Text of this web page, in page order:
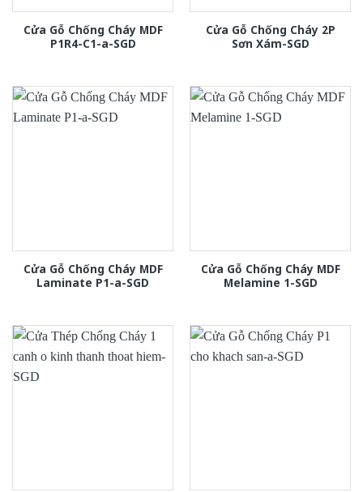
Cửa Gỗ Chống Cháy MDF
P1R4-C1-a-SGD
Cửa Gỗ Chống Cháy 2P
Sơn Xám-SGD
Cửa Gỗ Chống Cháy MDF
Laminate P1-a-SGD
Cửa Gỗ Chống Cháy MDF
Melamine 1-SGD